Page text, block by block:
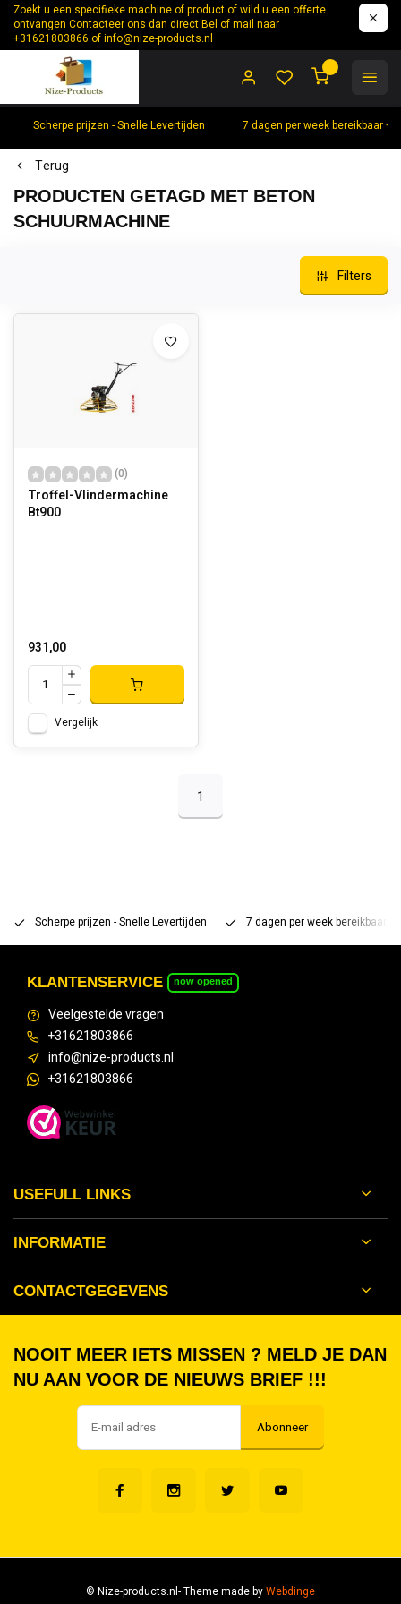
Zoekt u een specifieke machine of product of wild u een offerte
ontvangen Contacteer ons dan direct Bel of mail naar
+31621803866 ofinfo@nize-products.nl
Scherpe prijzen - Snelle Levertijden 7 dagen per week bereikbaar
Terug
PRODUCTEN GETAGD MET BETON
SCHUURMACHINE
Filters
(0)
Troffel-Vlindermachine
Bt900
931,00
Vergelijk
1
Scherpe prijzen - Snelle Levertijden 7 dagen per week bereikbaar
KLANTENSERVICE now opened
Veelgestelde vragen
+31621803866
info@nize-products.nl
+31621803866
USEFULL LINKS
INFORMATIE
CONTACTGEGEVENS
NOOIT MEER IETS MISSEN ? MELD JE DAN
NU AAN VOOR DE NIEUWS BRIEF !!!
Abonneer
© Nize-products.nl- Theme made byWebdinge